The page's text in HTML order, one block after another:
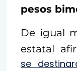
pesos
De igual
estatal
se